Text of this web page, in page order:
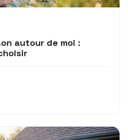
autour de moi :